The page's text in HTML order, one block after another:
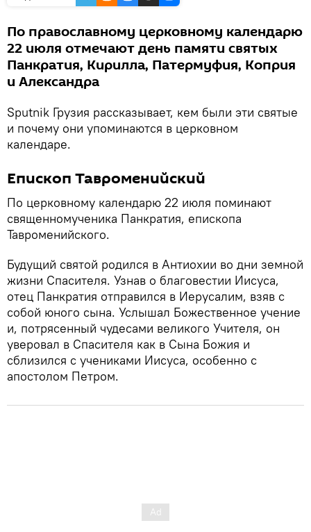
По православному церковному календарю
22 июля отмечают день памяти cвятых
Панкратия, Кирилла, Патермуфия, Коприя
и Александра
Sputnik Грузия рассказывает, кем были эти cвятые
и почему они упоминаются в церковном
календаре.
Епископ Тавроменийский
По церковному календарю 22 июля поминают
священномученика Панкратия, епископа
Тавроменийского.
Будущий cвятой родился в Антиохии во дни земной
жизни Спасителя. Узнав о благовестии Иисуса,
отец Панкратия отправился в Иерусалим, взяв с
собой юного сына. Услышал Божественное учение
и, потрясенный чудесами великого Учителя, он
уверовал в Спасителя как в Сына Божия и
сблизился с учениками Иисуса, особенно с
апостолом Петром.